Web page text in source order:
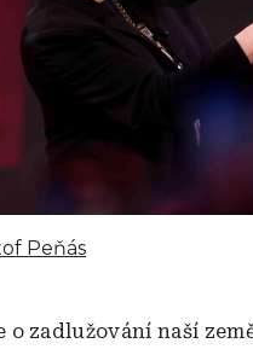
Peňás
o zadlužování naší